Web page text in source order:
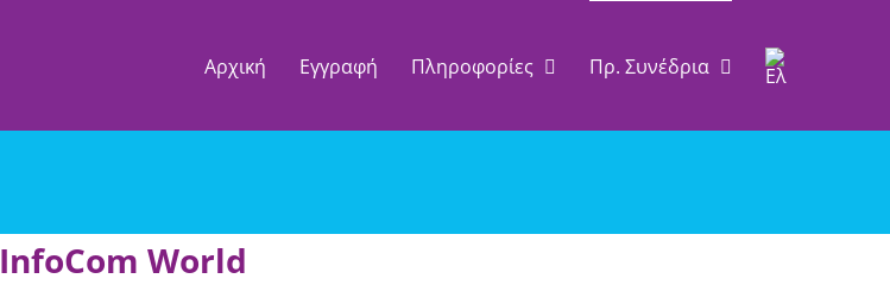
Αρχική Εγγραφή Πληροφορίες Πρ. Συνέδρια
InfoCom World